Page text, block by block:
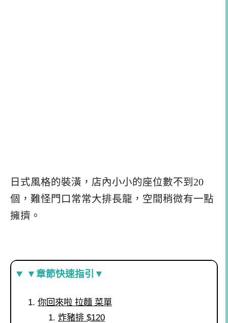
日式風格的裝潢，店內小小的座位數不到20
個，難怪門口常常大排長龍，空間稍微有一點
擁擠。
▼章節快速指引▼
你回來啦 拉麵 菜單
炸豬排 $120